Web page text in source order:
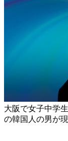
大阪で女子中学
の韓国人の男が